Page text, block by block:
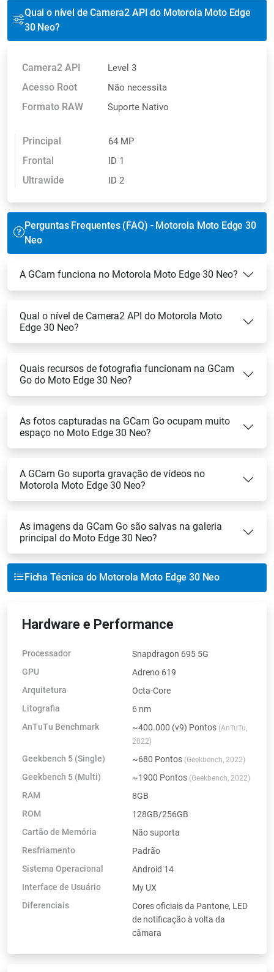
Qual o nível de Camera2 API do Motorola Moto Edge
30 Neo?
Camera2 API Level 3
Acesso Root Não necessita
Formato RAW Suporte Nativo
Principal 64 MP
Frontal ID 1
Ultrawide ID 2
Perguntas Frequentes (FAQ) - Motorola Moto Edge 30
Neo
A GCam funciona no Motorola Moto Edge 30 Neo?
Qual o nível de Camera2 API do Motorola Moto
Edge 30 Neo?
Quais recursos de fotografia funcionam na GCam
Go do Moto Edge 30 Neo?
As fotos capturadas na GCam Go ocupam muito
espaço no Moto Edge 30 Neo?
A GCam Go suporta gravação de vídeos no
Motorola Moto Edge 30 Neo?
As imagens da GCam Go são salvas na galeria
principal do Moto Edge 30 Neo?
Ficha Técnica do Motorola Moto Edge 30 Neo
Hardware e Performance
Processador
Snapdragon 695 5G
GPU
Adreno 619
Arquitetura
Octa-Core
Litografia
6 nm
AnTuTu Benchmark
~400.000 (v9) Pontos (AnTuTu,
2022)
Geekbench 5 (Single) ~680 Pontos (Geekbench, 2022)
Geekbench 5 (Multi) ~1900 Pontos (Geekbench, 2022)
RAM
8GB
ROM
128GB/256GB
Cartão de Memória
Não suporta
Resfriamento
Padrão
Sistema Operacional
Android 14
Interface de Usuário
My UX
Diferenciais
Cores oficiais da Pantone, LED
de notificação à volta da
câmara